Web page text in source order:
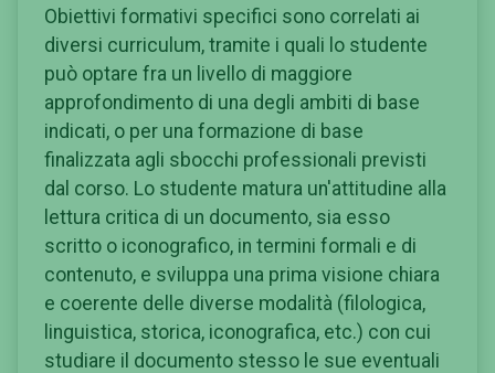
Obiettivi formativi specifici sono correlati ai
diversi curriculum, tramite i quali lo studente
può optare fra un livello di maggiore
approfondimento di una degli ambiti di base
indicati, o per una formazione di base
finalizzata agli sbocchi professionali previsti
dal corso. Lo studente matura un'attitudine alla
lettura critica di un documento, sia esso
scritto o iconografico, in termini formali e di
contenuto, e sviluppa una prima visione chiara
e coerente delle diverse modalità (filologica,
linguistica, storica, iconografica, etc.) con cui
studiare il documento stesso le sue eventuali